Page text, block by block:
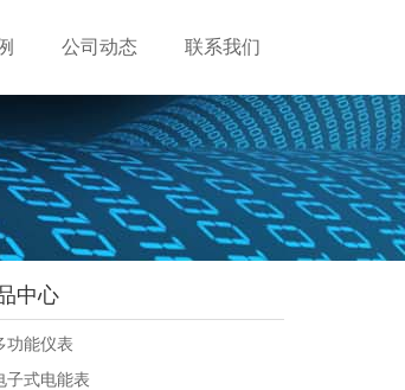
公司动态 联系我们
中心
功能仪表
子式电能表